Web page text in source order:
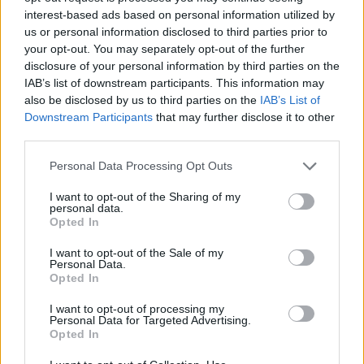
interest-based ads based on personal information utilized by
us or personal information disclosed to third parties prior to
your opt-out. You may separately opt-out of the further
disclosure of your personal information by third parties on the
IAB’s list of downstream participants. This information may
also be disclosed by us to third parties on the IAB’s List of
Downstream Participants that may further disclose it to other
Please note that this website/app uses one or more Google
not limited to your visit or usage behaviour. You may click to
grant or deny consent to Google and its third-party tags to
use your data for below specified purposes in below Google
consent section.
Personal Data Processing Opt Outs
I want to opt-out of the Sharing of my
personal data.
Opted In
I want to opt-out of the Sale of my
Personal Data.
Opted In
I want to opt-out of processing my
Personal Data for Targeted Advertising.
Opted In
Met technische analyse zijn we in staat om te voorspellen wat
de prijs van LSS op korte termijn zou kunnen zijn en de
omvang van de investeringen dienovereenkomstig te
berekenen. Met behulp van horizontale weerstands- en
ondersteuningsniveaus, voortschrijdende gemiddelden,
weloverwogen prijsvoorspelling maken over de vraag of de
prijs de komende dagen zal stijgen of dalen, weken en
maanden.
De cryptocurrency-markt is extreem volatiel en moeilijk te
voorspellen op de lange termijn, dus het onderzoeken van de
taak voordat u besluit om een hoeveelheid geld op de lange
termijn te investeren met als doel deze maanden of jaren te